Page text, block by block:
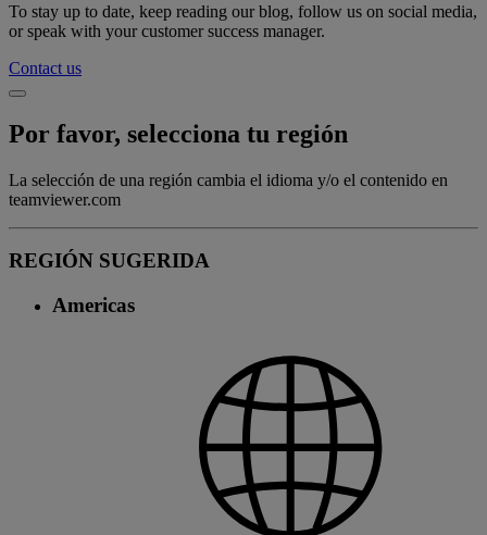
To stay up to date, keep reading our blog, follow us on social media,
or speak with your customer success manager.
Contact us
Por favor, selecciona tu región
La selección de una región cambia el idioma y/o el contenido en
teamviewer.com
REGIÓN SUGERIDA
Americas